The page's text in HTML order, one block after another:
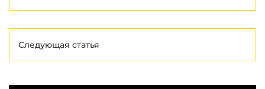
Следующая статья